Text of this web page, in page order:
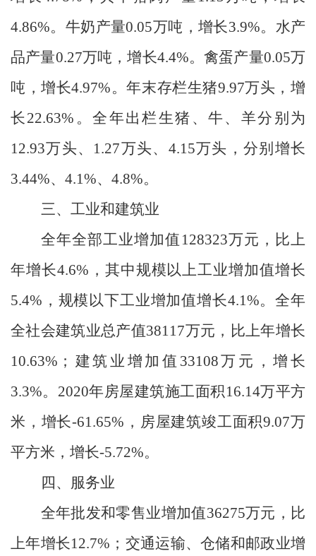
4.86%。牛奶产量0.05万吨，增长3.9%。水产
品产量0.27万吨，增长4.4%。禽蛋产量0.05万
吨，增长4.97%。年末存栏生猪9.97万头，增
长 22.63% 。全年出栏生猪、牛、羊分别为
12.93万头、 1.27万头、 4.15万头，分别增长
3.44%、 4.1%、 4.8%。
三、工业和建筑业
全年全部工业增加值 128323万元，比上
年增长4.6% ， 其中规模以上工业增加值增长
5.4% ，规模以下工业增加值增长4.1%。全年
全社会建筑业总产值38117万元，比上年增长
10.63% ； 建筑业增加值 33108万元，增长
3.3%。 2020年房屋建筑施工面积 16.14万平方
米，增长-61.65% ，房屋建筑竣工面积9.07万
平方米，增长-5.72%。
四、服务业
全年批发和零售业增加值36275万元，比
上年增长12.7% ；交通运输、仓储和邮政业增